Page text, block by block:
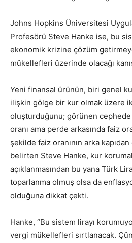
Johns Hopkins Üniversitesi
Profesörü Steve Hanke ise, bu
ekonomik krizine çözüm
mükellefleri üzerinde olacağı
Yeni finansal ürünün, biri genel
ilişkin gölge bir kur olmak üzere
oluşturduğunu; görünen cephede
oranı ama perde arkasında faiz
şekilde faiz oranının arka kapıdan
belirten Steve Hanke, kur
açıklanmasından bu yana Türk
toparlanma olmuş olsa da
olduğuna dikkat çekti.
Hanke, “Bu sistem lirayı
vergi mükellefleri sırtlanacak.